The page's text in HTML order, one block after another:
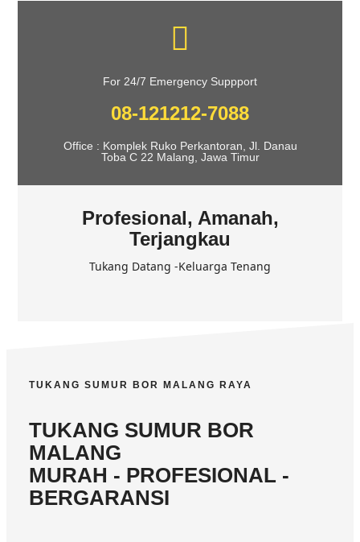
For 24/7 Emergency Suppport
08-121212-7088
Office : Komplek Ruko Perkantoran, Jl. Danau
Toba C 22 Malang, Jawa Timur
Profesional, Amanah,
Terjangkau
Tukang Datang -Keluarga Tenang
TUKANG SUMUR BOR MALANG RAYA
TUKANG SUMUR BOR
MALANG
MURAH - PROFESIONAL -
BERGARANSI